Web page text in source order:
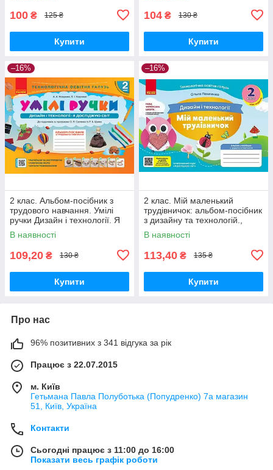
100 ₴ 125 ₴
Купити
104 ₴ 130 ₴
Купити
–16%
2 клас. Альбом-посібник з
трудового навчання. Умілі
ручки Дизайн і технології. Я
досліджую світ Назаренко
А.А.
В наявності
109,20 ₴ 130 ₴
Купити
–16%
2 клас. Мій маленький
трудівничок: альбом-посібник
з дизайну та технологій.,
Павленко О. Ранок
В наявності
113,40 ₴ 135 ₴
Купити
Про нас
96% позитивних з 341 відгука за рік
Працює з 22.07.2015
м. Київ
Гетьмана Павла Полуботька (Попудренко) 7а магазин
51, Київ, Україна
Контакти
Сьогодні працює з 11:00 до 16:00
Показати весь графік роботи